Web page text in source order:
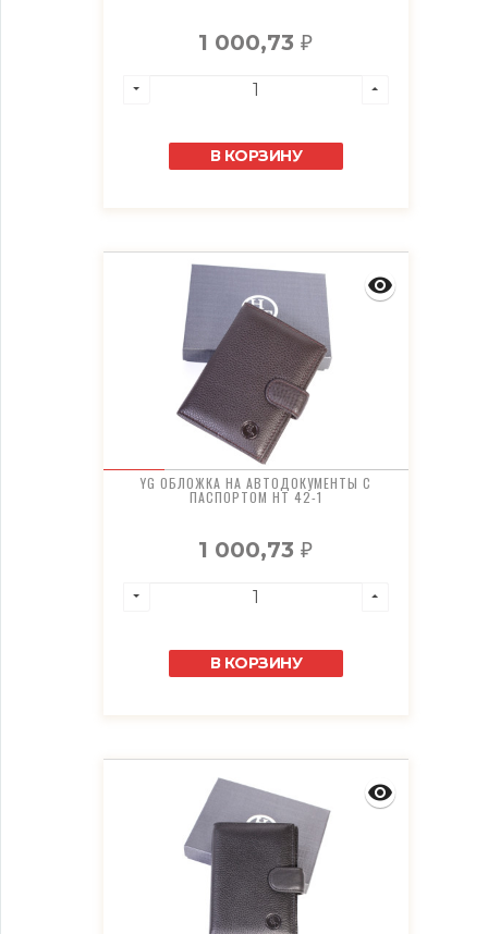
1 000,73₽
В КОРЗИНУ
YG ОБЛОЖКА НА АВТОДОКУМЕНТЫ С
ПАСПОРТОМ HT 42-1
1 000,73₽
В КОРЗИНУ